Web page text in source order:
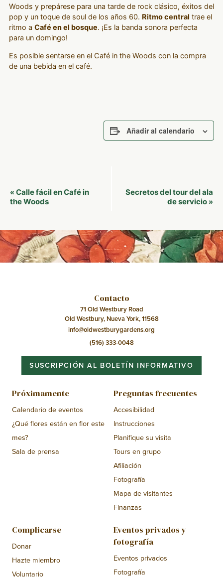
Woods y prepárese para una tarde de rock clásico, éxitos del
pop y un toque de soul de los años 60. Ritmo central trae el
ritmo a Café en el bosque. ¡Es la banda sonora perfecta
para un domingo!
Es posible sentarse en el Café in the Woods con la compra
de una bebida en el café.
Añadir al calendario
Navegación
del
« Calle fácil en Café in
the Woods
Secretos del tour del ala
de servicio »
Contacto
71 Old Westbury Road
Old Westbury, Nueva York, 11568
info@oldwestburygardens.org
(516) 333-0048
SUSCRIPCIÓN AL BOLETÍN INFORMATIVO
Próximamente
Calendario de eventos
¿Qué flores están en flor este
mes?
Sala de prensa
Preguntas frecuentes
Accesibilidad
Instrucciones
Planifique su visita
Tours en grupo
Afiliación
Fotografía
Mapa de visitantes
Finanzas
Complicarse
Donar
Hazte miembro
Voluntario
Eventos privados y
fotografía
Eventos privados
Fotografía